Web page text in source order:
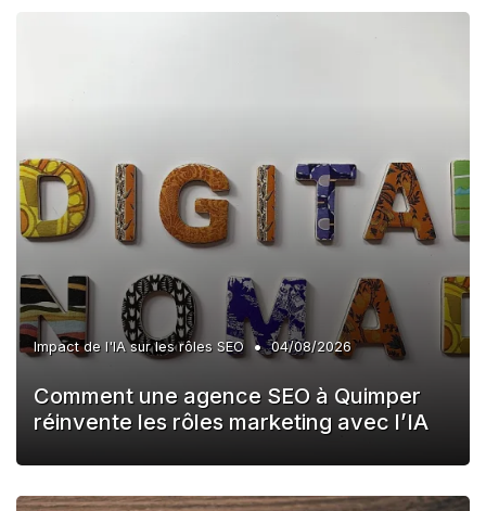
Impact de l'IA sur les rôles SEO • 04/08/2026
Comment une agence SEO à Quimper
réinvente les rôles marketing avec l’IA